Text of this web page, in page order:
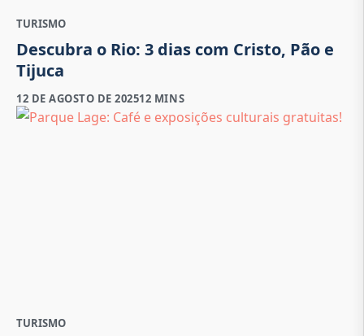
TURISMO
Descubra o Rio: 3 dias com Cristo, Pão e
Tijuca
12 DE AGOSTO DE 202512 MINS
TURISMO